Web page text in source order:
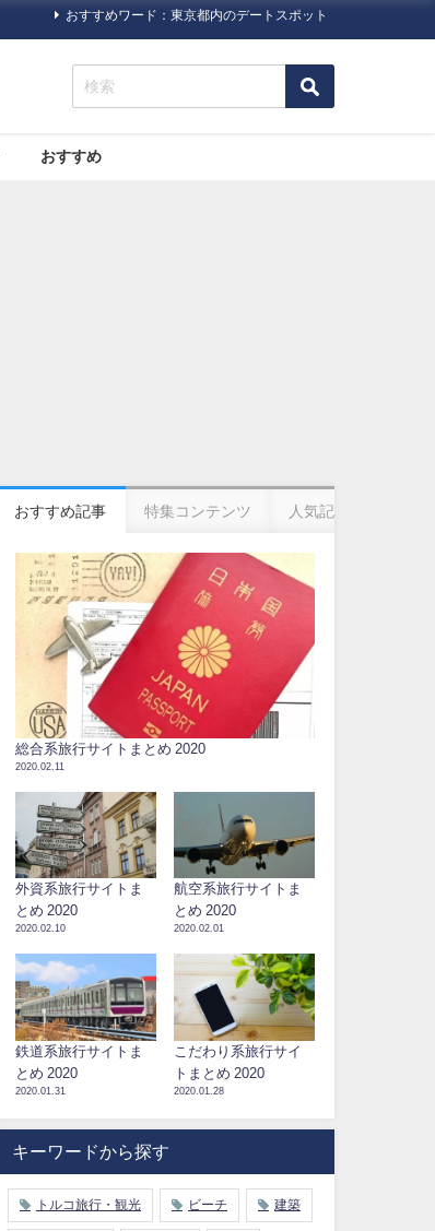
おすすめワード：東京都内のデートスポット
おすすめ
おすすめ記事 特集コンテンツ 人気記事
総合系旅行サイトまとめ 2020
2020.02.11
外資系旅行サイトま
とめ 2020
2020.02.10
航空系旅行サイトま
とめ 2020
2020.02.01
鉄道系旅行サイトま
とめ 2020
2020.01.31
こだわり系旅行サイ
トまとめ 2020
2020.01.28
キーワードから探す
トルコ旅行・観光 ビーチ 建築